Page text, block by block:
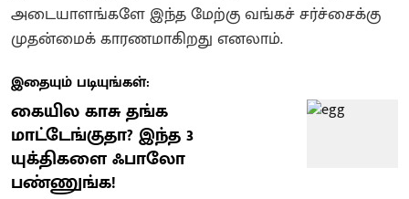
அடையாளங்களே இந்த மேற்கு வங்கச் சர்ச்சைக்கு
முதன்மைக் காரணமாகிறது எனலாம்.
இதையும் படியுங்கள்:
கையில காசு தங்க
மாட்டேங்குதா? இந்த 3
யுக்திகளை ஃபாலோ
பண்ணுங்க!